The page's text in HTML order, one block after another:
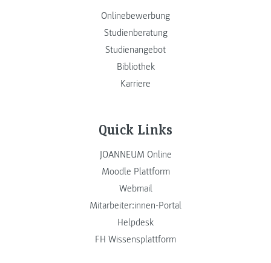
Onlinebewerbung
Studienberatung
Studienangebot
Bibliothek
Karriere
Quick Links
JOANNEUM Online
Moodle Plattform
Webmail
Mitarbeiter:innen-Portal
Helpdesk
FH Wissensplattform